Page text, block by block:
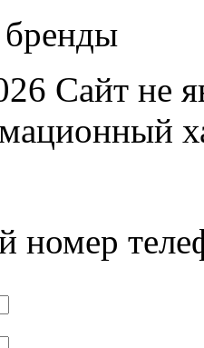
бренды
Сайт не
номер